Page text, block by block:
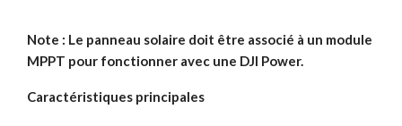
Note : Le panneau solaire doit être associé à un module
MPPT pour fonctionner avec une DJI Power.
Caractéristiques principales